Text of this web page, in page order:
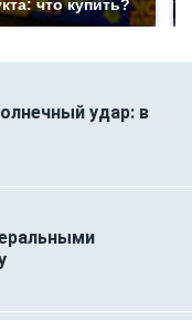
что купить?
удар: в